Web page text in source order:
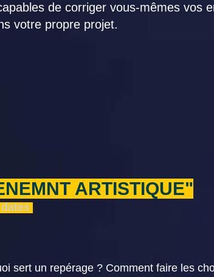
de corriger vous-mêmes vos
votre propre projet.
ARTISTIQUE"
ates
sert un repérage ? Comment faire les